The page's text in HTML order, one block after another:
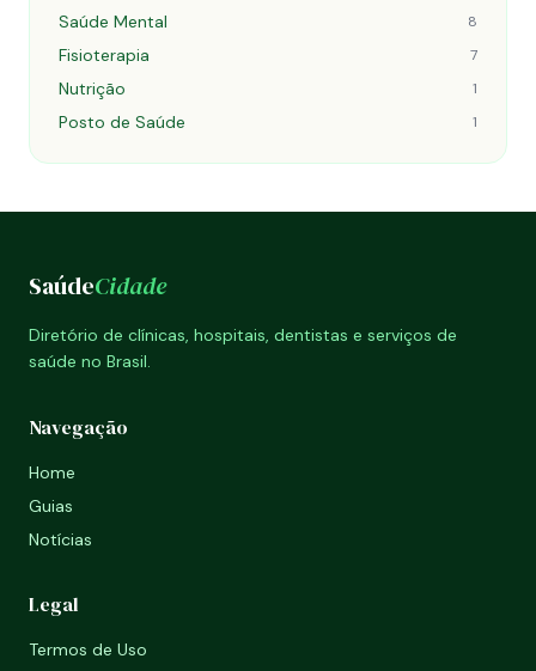
Saúde Mental 8
Fisioterapia 7
Nutrição 1
Posto de Saúde 1
SaúdeCidade
Diretório de clínicas, hospitais, dentistas e serviços de
saúde no Brasil.
Navegação
Home
Guias
Notícias
Legal
Termos de Uso